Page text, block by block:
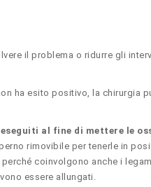
il problema o ridurre gli
ha esito positivo, la chirurgia
al fine di mettere le
rimovibile per tenerle in
coinvolgono anche i
essere allungati.